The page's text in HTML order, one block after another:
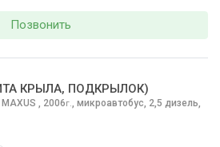
Позвонить
КРЫЛА, ПОДКРЫЛОК)
MAXUS , 2006г.
микроавтобус, 2,5 дизель,